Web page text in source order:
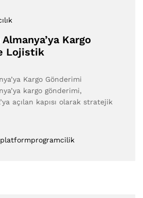
Kargo
Lojistik
Kargo Gönderimi
kargo gönderimi,
açılan kapısı olarak stratejik
platformprogramcilik